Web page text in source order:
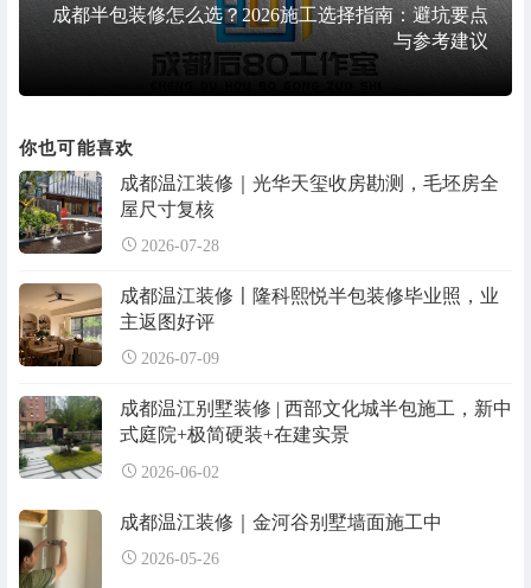
成都半包装修怎么选？2026施工选择指南：避坑要点
与参考建议
你也可能喜欢
成都温江装修｜光华天玺收房勘测，毛坯房全
屋尺寸复核
2026-07-28
成都温江装修〡隆科熙悦半包装修毕业照，业
主返图好评
2026-07-09
成都温江别墅装修 | 西部文化城半包施工，新中
式庭院+极简硬装+在建实景
2026-06-02
成都温江装修｜金河谷别墅墙面施工中
2026-05-26